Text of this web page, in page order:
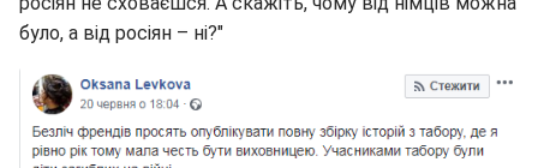
було, а від росіян – ні?"